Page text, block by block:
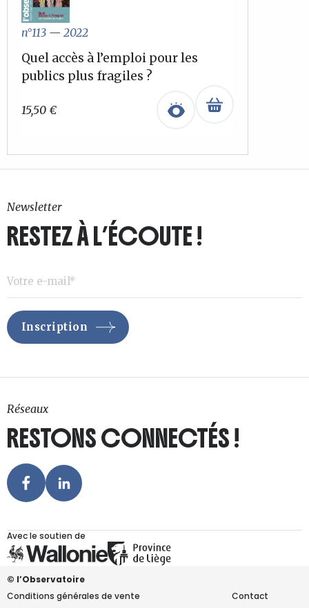
n°113 — 2022
Quel accès à l’emploi pour les
publics plus fragiles ?
15,50 €
Newsletter
RESTEZ À L’ÉCOUTE !
Réseaux
RESTONS CONNECTÉS !
Avec le soutien de
© l’Observatoire
Conditions générales de vente
Contact